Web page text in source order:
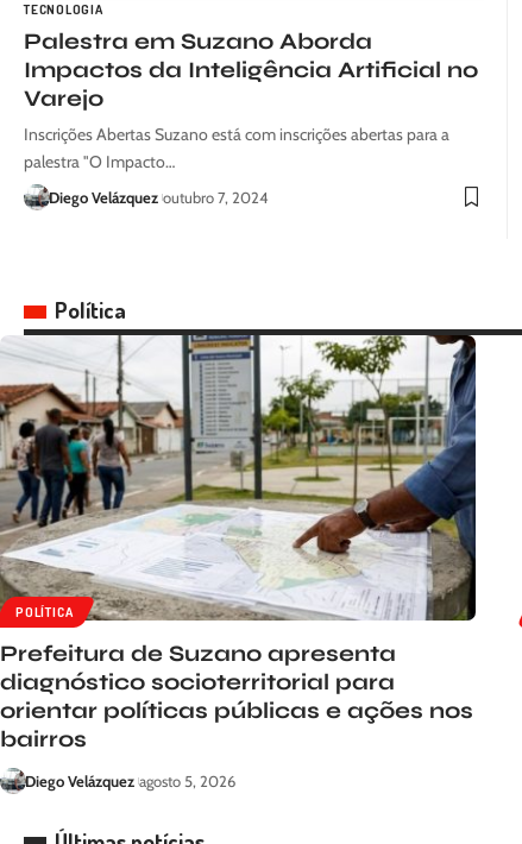
TECNOLOGIA
Palestra em Suzano Aborda
Impactos da Inteligência Artificial no
Varejo
Inscrições Abertas Suzano está com inscrições abertas para a
palestra "O Impacto…
Diego Velázquez outubro 7, 2024
Política
POLÍTICA
Prefeitura de Suzano apresenta
diagnóstico socioterritorial para
orientar políticas públicas e ações nos
bairros
Diego Velázquez agosto 5, 2026